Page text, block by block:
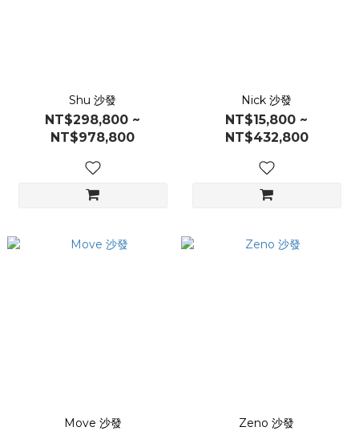
Shu 沙發
NT$298,800 ~
NT$978,800
Nick 沙發
NT$15,800 ~
NT$432,800
Move 沙發 Zeno 沙發